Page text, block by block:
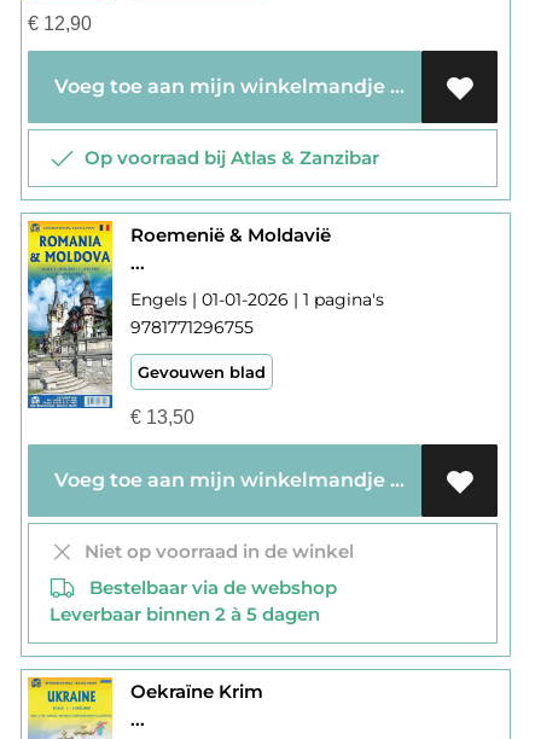
€12,90
Voeg toe aan mijn winkelmandje
Op voorraad bij Atlas & Zanzibar
Roemenië & Moldavië
...
Engels | 01-01-2026 | 1 pagina's
9781771296755
Gevouwen blad
€13,50
Voeg toe aan mijn winkelmandje
Niet op voorraad in de winkel
Bestelbaar via de webshop
Leverbaar binnen 2 à 5 dagen
Oekraïne Krim
...